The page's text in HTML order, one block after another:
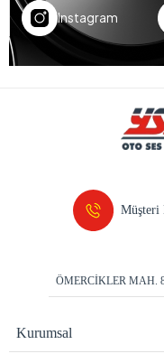
Instagram
ÖMERCİKLER MAH.
Kurumsal